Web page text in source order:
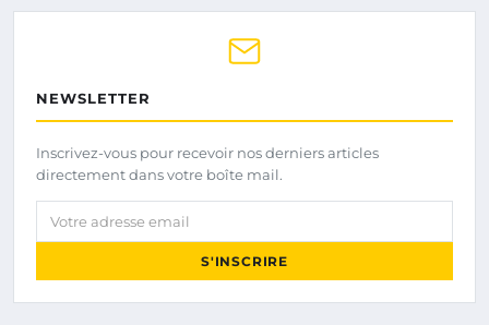
NEWSLETTER
Inscrivez-vous pour recevoir nos derniers articles
directement dans votre boîte mail.
Votre adresse email
S'INSCRIRE